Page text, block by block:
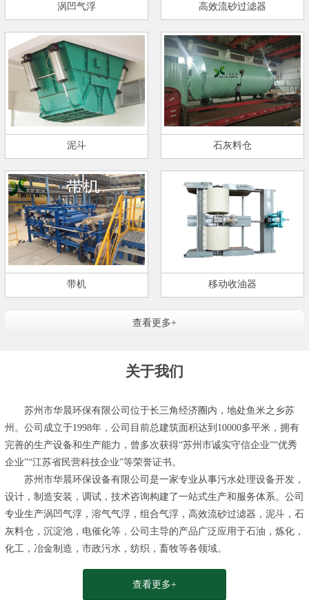
涡凹气浮 高效流砂过滤器
泥斗 石灰料仓
带机 移动收油器
查看更多+
关于我们
苏州市华晨环保有限公司位于长三角经济圈内，地处鱼米之乡苏
州。公司成立于1998年，公司目前总建筑面积达到10000多平米，拥有
完善的生产设备和生产能力，曾多次获得“苏州市诚实守信企业”“优秀
企业”“江苏省民营科技企业”等荣誉证书。
苏州市华晨环保设备有限公司是一家专业从事污水处理设备开发，
设计，制造安装，调试，技术咨询构建了一站式生产和服务体系。公司
专业生产涡凹气浮，溶气气浮，组合气浮，高效流砂过滤器，泥斗，石
灰料仓，沉淀池，电催化等，公司主导的产品广泛应用于石油，炼化，
化工，冶金制造，市政污水，纺织，畜牧等各领域。
查看更多+